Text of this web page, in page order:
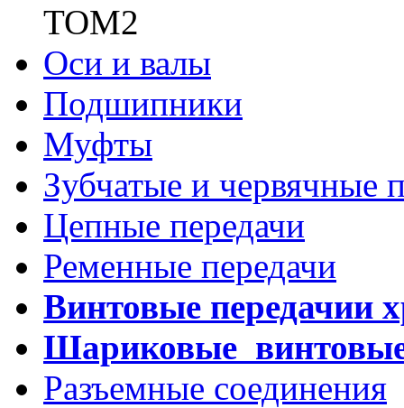
ТОМ2
Оси и валы
Подшипники
Муфты
Зубчатые и червячные
Цепные передачи
Ременные передачи
Винтовые передачии
Шариковые
Разъемные соединения